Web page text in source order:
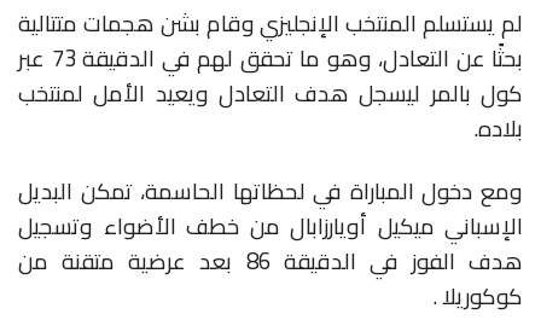
لم يستسلم المنتخب الإنجليزي وقام بشن هجمات متتالية
بحثًا عن التعادل، وهو ما تحقق لهم في الدقيقة 73 عبر
كول بالمر ليسجل هدف التعادل ويعيد الأمل لمنتخب
بلاده.
ومع دخول المباراة في لحظاتها الحاسمة، تمكن البديل
الإسباني ميكيل أويارزابال من خطف الأضواء وتسجيل
هدف الفوز في الدقيقة 86 بعد عرضية متقنة من
كوكوريلا .